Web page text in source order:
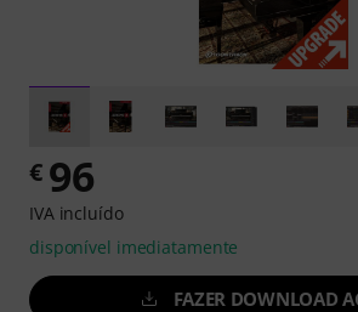
€ 96
IVA incluído
disponível imediatamente
FAZER DOWNLOAD